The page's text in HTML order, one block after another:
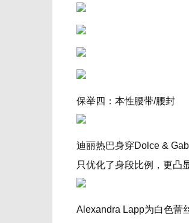
保举四：本性腰带/腰封
迪丽热巴身穿Dolce &
只优化了身段比例，更凸
Alexandra Lapp为白色蕾